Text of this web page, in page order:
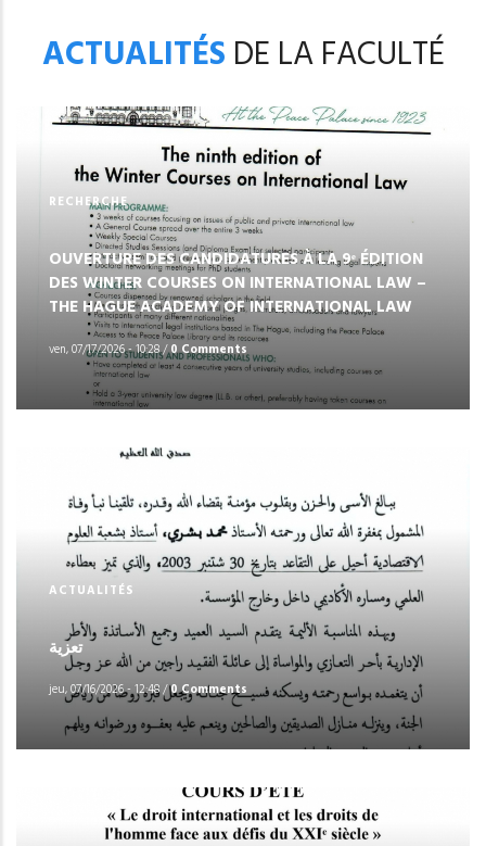
ACTUALITÉS DE LA FACULTÉ
RECHERCHE
OUVERTURE DES CANDIDATURES À LA 9ᵉ ÉDITION
DES WINTER COURSES ON INTERNATIONAL LAW –
THE HAGUE ACADEMY OF INTERNATIONAL LAW
ven, 07/17/2026 - 10:28/0 Comments
ACTUALITÉS
تعزية
jeu, 07/16/2026 - 12:48/0 Comments